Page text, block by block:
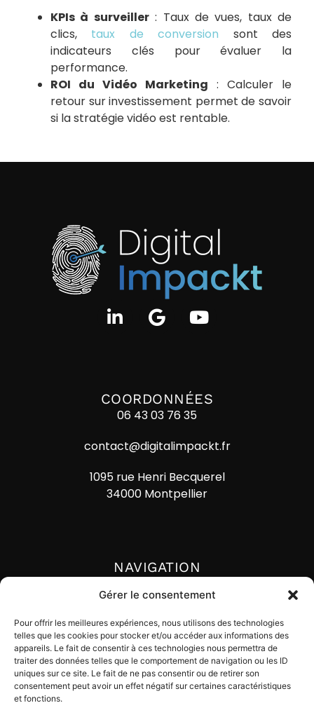
Gérer le consentement
Pour offrir les meilleures expériences, nous utilisons des technologies
telles que les cookies pour stocker et/ou accéder aux informations des
appareils. Le fait de consentir à ces technologies nous permettra de
traiter des données telles que le comportement de navigation ou les ID
uniques sur ce site. Le fait de ne pas consentir ou de retirer son
consentement peut avoir un effet négatif sur certaines caractéristiques
et fonctions.
KPIs à surveiller: Taux de vues, taux de
clics, taux de conversion sont des
indicateurs clés pour évaluer la
performance.
ROI du Vidéo Marketing : Calculer le
retour sur investissement permet de savoir
si la stratégie vidéo est rentable.
COORDONNÉES
06 43 03 76 35
contact@digitalimpackt.fr
1095 rue Henri Becquerel
34000 Montpellier
NAVIGATION
Accueil
Actualités
Lexique
Contact